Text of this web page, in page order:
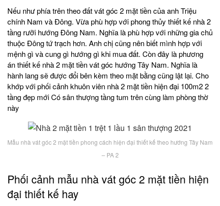
Nếu như phía trên theo đất vát góc 2 mặt tiền của anh Triệu
chính Nam và Đông. Vừa phù hợp với phong thủy thiết kế nhà 2
tầng rưỡi hướng Đông Nam. Nghĩa là phù hợp với những gia chủ
thuộc Đông tứ trạch hơn. Anh chị cũng nên biết mình hợp với
mệnh gì và cung gì hướng gì khi mua đất. Còn đây là phương
án thiết kế nhà 2 mặt tiền vát góc hướng Tây Nam. Nghĩa là
hành lang sẽ được đổi bên kèm theo mặt bằng cũng lật lại. Cho
khớp với phối cảnh khuôn viên nhà 2 mặt tiền hiện đại 100m2 2
tầng đẹp mới Có sân thượng tầng tum trên cùng làm phòng thờ
này
Mẫu nhà vát góc 2 mặt tiền phong cách hiện đại thiết kế theo hướng Tây Nam
– PA 2
Phối cảnh mẫu nhà vát góc 2 mặt tiền hiện
đại thiết kế hay